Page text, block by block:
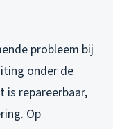
probleem bij
onder de
is repareerbaar,
Op